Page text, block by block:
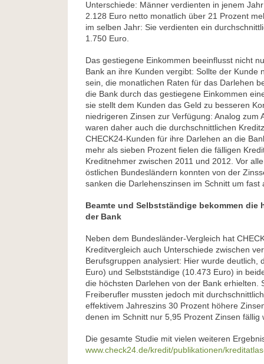
Unterschiede: Männer verdienten in jenem
2.128 Euro netto monatlich über 21 Prozent
im selben Jahr: Sie verdienten ein
1.750 Euro.
Das gestiegene Einkommen beeinflusst nicht
Bank an ihre Kunden vergibt: Sollte der Kunde
sein, die monatlichen Raten für das Darlehen
die Bank durch das gestiegene Einkommen
sie stellt dem Kunden das Geld zu besseren
niedrigeren Zinsen zur Verfügung: Analog zum
waren daher auch die durchschnittlichen
CHECK24-Kunden für ihre Darlehen an die
mehr als sieben Prozent fielen die fälligen
Kreditnehmer zwischen 2011 und 2012. Vor
östlichen Bundesländern konnten von der
sanken die Darlehenszinsen im Schnitt um fast
Beamte und Selbstständige bekommen die
der Bank
Neben dem Bundesländer-Vergleich hat
Kreditvergleich auch Unterschiede zwischen
Berufsgruppen analysiert: Hier wurde deutlich,
Euro) und Selbstständige (10.473 Euro) in
die höchsten Darlehen von der Bank erhielten.
Freiberufler mussten jedoch mit
effektivem Jahreszins 30 Prozent höhere
denen im Schnitt nur 5,95 Prozent Zinsen fällig
Die gesamte Studie mit vielen weiteren
www.check24.de/kredit/publikationen/